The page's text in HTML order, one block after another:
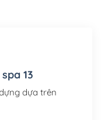
13
dựa trên